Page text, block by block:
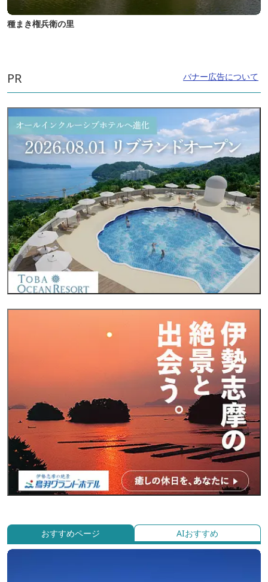
種まき権兵衛の里
PR バナー広告について
おすすめページ AIおすすめ